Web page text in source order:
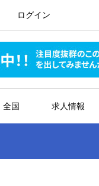
ログイン
全国 求人情報